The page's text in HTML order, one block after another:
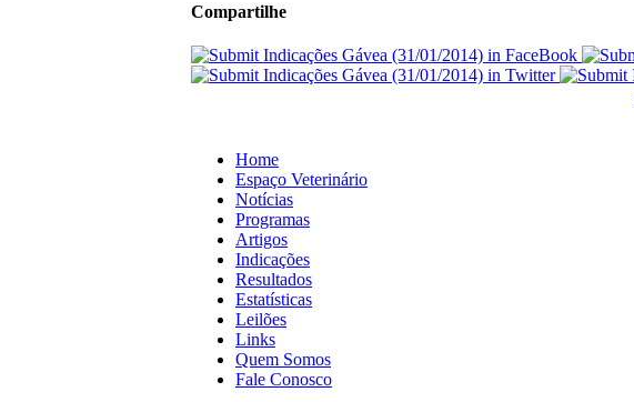
Compartilhe
Home
Espaço Veterinário
Notícias
Programas
Artigos
Indicações
Resultados
Estatísticas
Leilões
Links
Quem Somos
Fale Conosco